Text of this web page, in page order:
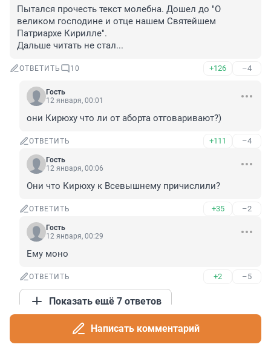
Пытался прочесть текст молебна. Дошел до "О
великом господине и отце нашем Святейшем
Патриархе Кирилле".
Дальше читать не стал...
ОТВЕТИТЬ 10 +126 –4
Гость
12 января, 00:01
они Кирюху что ли от аборта отговаривают?)
ОТВЕТИТЬ +111 –4
Гость
12 января, 00:06
Они что Кирюху к Всевышнему причислили?
ОТВЕТИТЬ +35 –2
Гость
12 января, 00:29
Ему моно
ОТВЕТИТЬ +2 –5
Показать ещё 7 ответов
Написать комментарий